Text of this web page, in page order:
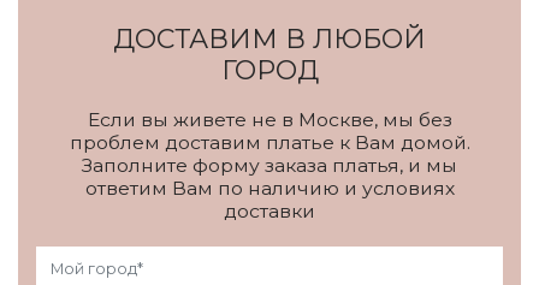
ДОСТАВИМ В ЛЮБОЙ
ГОРОД
Если вы живете не в Москве, мы без
проблем доставим платье к Вам домой.
Заполните форму заказа платья, и мы
ответим Вам по наличию и условиях
доставки